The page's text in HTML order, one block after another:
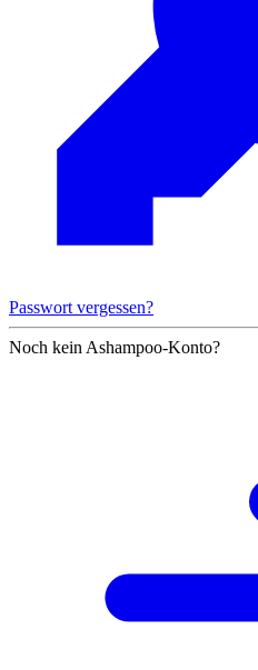
Passwort vergessen?
Noch kein Ashampoo-Konto?